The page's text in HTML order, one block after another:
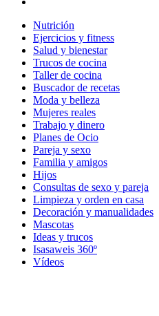
Nutrición
Ejercicios y fitness
Salud y bienestar
Trucos de cocina
Taller de cocina
Buscador de recetas
Moda y belleza
Mujeres reales
Trabajo y dinero
Planes de Ocio
Pareja y sexo
Familia y amigos
Hijos
Consultas de sexo y pareja
Limpieza y orden en casa
Decoración y manualidades
Mascotas
Ideas y trucos
Isasaweis 360º
Vídeos